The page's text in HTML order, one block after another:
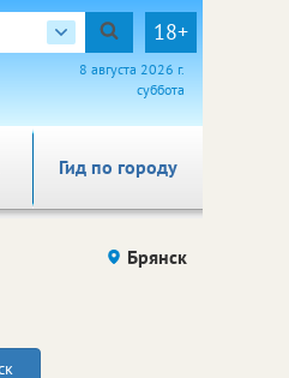
18+
8 августа 2026 г.
суббота
Гид по городу
Брянск